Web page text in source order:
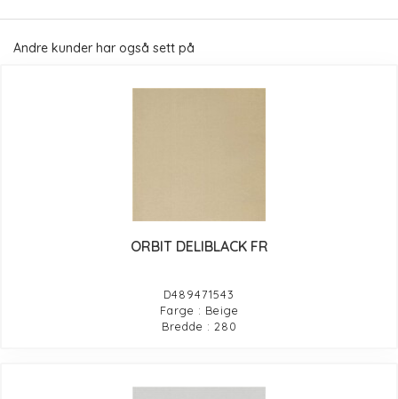
Andre kunder har også sett på
ORBIT DELIBLACK FR
D489471543
Farge : Beige
Bredde : 280